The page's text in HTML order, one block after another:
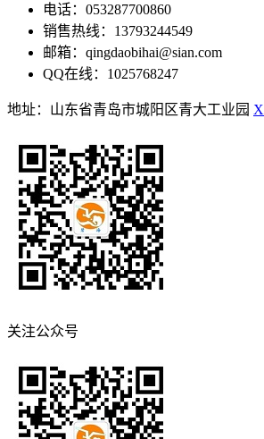
电话：053287700860
销售热线：13793244549
邮箱：qingdaobihai@sian.com
QQ在线：1025768247
地址：山东省青岛市城阳区青大工业园
关注公众号